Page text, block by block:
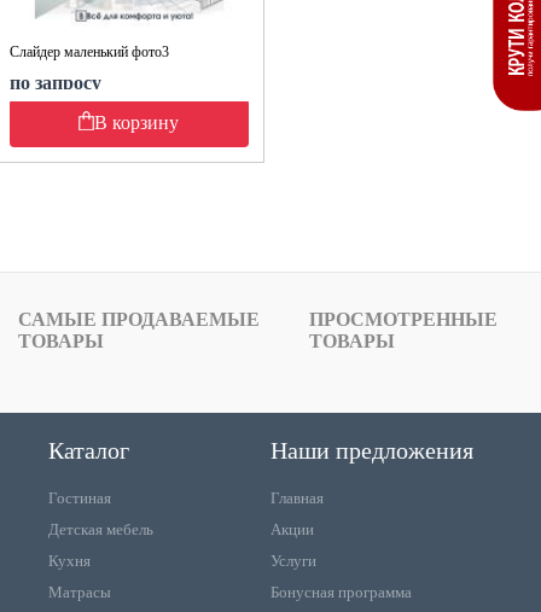
Слайдер маленький фото3
по запросу
В корзину
САМЫЕ ПРОДАВАЕМЫЕ
ТОВАРЫ
ПРОСМОТРЕННЫЕ
ТОВАРЫ
Каталог
Гостиная
Детская мебель
Кухня
Матрасы
Наши предложения
Главная
Акции
Услуги
Бонусная программа